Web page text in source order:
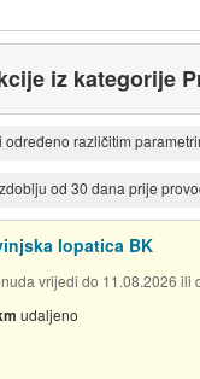
iz kategorije
različitim
od 30 dana prije
lopatica BK
vrijedi do 11.08.2026 ili
udaljeno